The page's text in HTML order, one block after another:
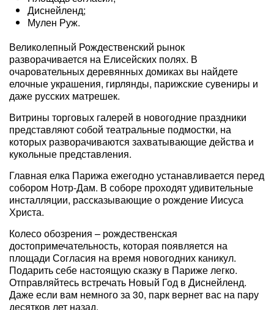
Диснейленд;
Мулен Руж.
Великолепный Рождественский рынок
разворачивается на Елисейских полях. В
очаровательных деревянных домиках вы найдете
елочные украшения, гирлянды, парижские сувениры и
даже русских матрешек.
Витрины торговых галерей в новогодние праздники
представляют собой театральные подмостки, на
которых разворачиваются захватывающие действа и
кукольные представления.
Главная елка Парижа ежегодно устанавливается перед
собором Нотр-Дам. В соборе проходят удивительные
инсталляции, рассказывающие о рождение Иисуса
Христа.
Колесо обозрения – рождественская
достопримечательность, которая появляется на
площади Согласия на время новогодних каникул.
Подарить себе настоящую сказку в Париже легко.
Отправляйтесь встречать Новый Год в Диснейленд.
Даже если вам немного за 30, парк вернет вас на пару
десятков лет назад.